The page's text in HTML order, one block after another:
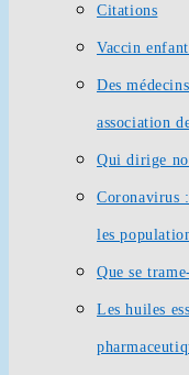
Citations
Vaccin
Des
association
Qui dirige
Coronavirus
les
Que se
Les huiles